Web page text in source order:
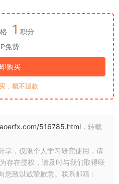
1 积分
免费
购买
，概不退款
516785.html ，转载
享，仅限个人学习研究使用，请
存在侵权，请及时与我们取得联
您致以诚挚歉意。联系邮箱：